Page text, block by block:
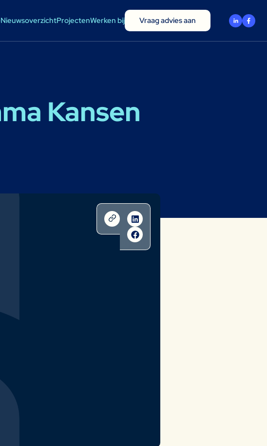
NieuwsoverzichtProjectenWerken bij Vraag advies aan
Kansen